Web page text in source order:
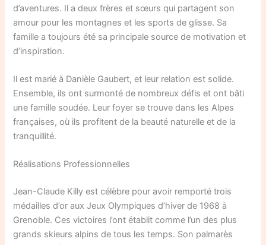
d’aventures. Il a deux frères et sœurs qui partagent son
amour pour les montagnes et les sports de glisse. Sa
famille a toujours été sa principale source de motivation et
d’inspiration.
Il est marié à Danièle Gaubert, et leur relation est solide.
Ensemble, ils ont surmonté de nombreux défis et ont bâti
une famille soudée. Leur foyer se trouve dans les Alpes
françaises, où ils profitent de la beauté naturelle et de la
tranquillité.
Réalisations Professionnelles
Jean-Claude Killy est célèbre pour avoir remporté trois
médailles d’or aux Jeux Olympiques d’hiver de 1968 à
Grenoble. Ces victoires l’ont établit comme l’un des plus
grands skieurs alpins de tous les temps. Son palmarès